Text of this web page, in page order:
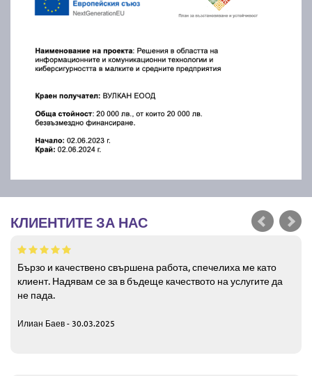
КЛИЕНТИТЕ ЗА НАС
Бързо и качествено свършена работа, спечелиха ме като
клиент. Надявам се за в бъдеще качеството на услугите да
не пада.
Илиан Баев - 30.03.2025